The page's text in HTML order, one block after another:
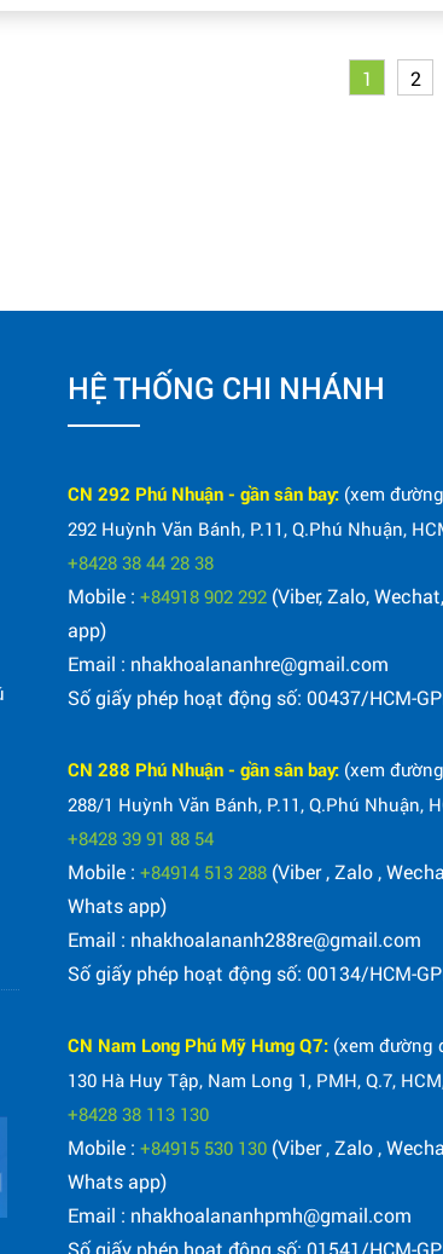
1 2
HỆ THỐNG CHI NHÁNH
CN 292 Phú Nhuận - gần sân bay: (xem
292 Huỳnh Văn Bánh, P.11, Q.Phú Nhuận,
+8428 38 44 28 38
Mobile :+84918 902 292 (Viber, Zalo,
app)
Email : nhakhoalananhre@gmail.com
Số giấy phép hoạt động số: 00437/HCM-
CN 288 Phú Nhuận - gần sân bay: (xem
288/1 Huỳnh Văn Bánh, P.11, Q.Phú Nhuận,
+8428 39 91 88 54
Mobile :+84914 513 288 (Viber , Zalo ,
Whats app)
Email : nhakhoalananh288re@gmail.com
Số giấy phép hoạt động số: 00134/HCM-
CN Nam Long Phú Mỹ Hưng Q7: (xem đường
130 Hà Huy Tập, Nam Long 1, PMH, Q.7,
+8428 38 113 130
Mobile :+84915 530 130 (Viber , Zalo ,
Whats app)
Email : nhakhoalananhpmh@gmail.com
Số giấy phép hoạt động số: 01541/HCM-